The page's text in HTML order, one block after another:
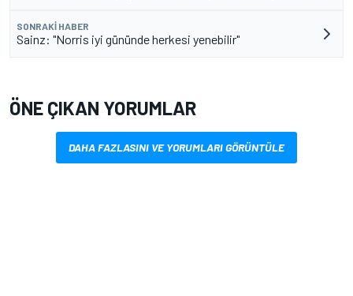
SONRAKI HABER
Sainz: "Norris iyi gününde herkesi yenebilir"
ÖNE ÇIKAN YORUMLAR
DAHA FAZLASINI VE YORUMLARI GÖRÜNTÜLE